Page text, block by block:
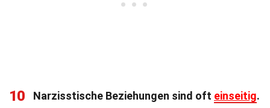
10 Narzisstische Beziehungen sind oft einseitig.